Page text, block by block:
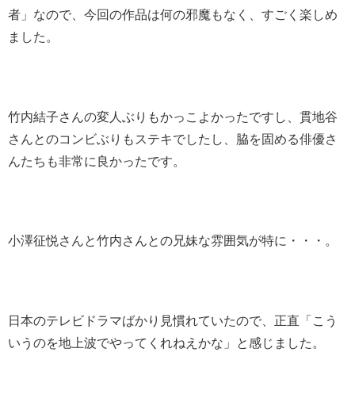
者」なので、今回の作品は何の邪魔もなく、すごく楽しめ
ました。
竹内結子さんの変人ぶりもかっこよかったですし、 貫地谷
さんとのコンビぶりもステキでしたし、脇を固める俳優さ
んたちも非常に良かったです。
小澤征悦さんと竹内さんとの兄妹な雰囲気が特に・・・。
日本のテレビドラマばかり見慣れていたので、正直「こう
いうのを地上波でやってくれねえかな」と感じました。